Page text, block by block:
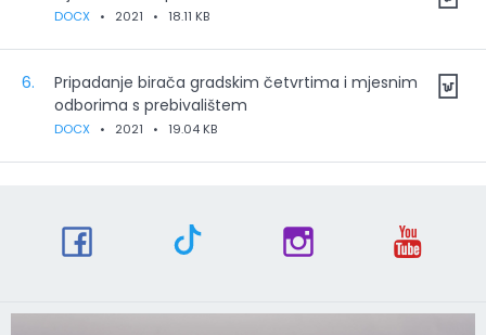
DOCX • 2021 • 18.11 KB
6.
Pripadanje birača gradskim četvrtima i mjesnim
odborima s prebivalištem
DOCX • 2021 • 19.04 KB